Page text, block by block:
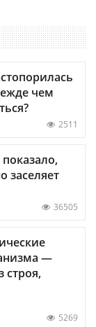
чем
2511
заселяет
36505
—
строя,
5269